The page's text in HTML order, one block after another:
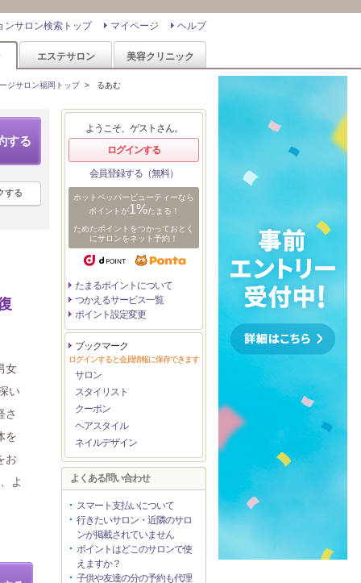
ヘルプ
マイページ
ンサロン検索トップ
エステサロン 美容クリニック
ジサロン福岡トップ> るあむ
する
する
女
い
さ
を
お
よ
ようこそ、ゲストさん。
ログインする
会員登録する（無料）
ホットペッパービューティーなら
ポイントが1%たまる！
ためたポイントをつかっておとく
にサロンをネット予約！
たまるポイントについて
つかえるサービス一覧
ポイント設定変更
ブックマーク
ログインすると会員情報に保存できます
サロン
スタイリスト
クーポン
ヘアスタイル
ネイルデザイン
よくある問い合わせ
スマート支払いについて
行きたいサロン・近隣のサロ
ンが掲載されていません
ポイントはどこのサロンで使
えますか？
子供や友達の分の予約も代理